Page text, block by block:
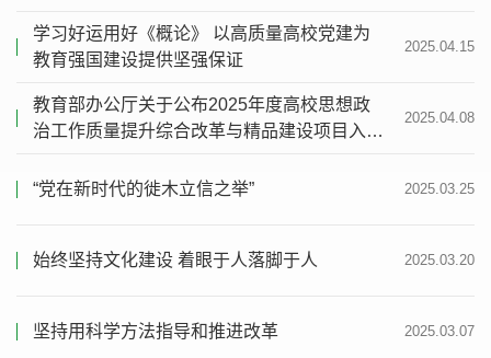
2025.04.15
学习好运用好《概论》 以高质量高校党建为
教育强国建设提供坚强保证
2025.04.08
教育部办公厅关于公布2025年度高校思想政
治工作质量提升综合改革与精品建设项目入选
2025.03.25
“党在新时代的徙木立信之举”
2025.03.20
始终坚持文化建设 着眼于人落脚于人
2025.03.07
坚持用科学方法指导和推进改革